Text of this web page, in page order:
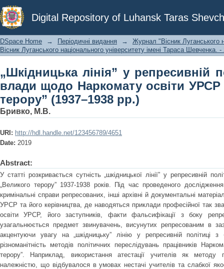
Digital Repository of Luhansk Taras
„Шкідницька лінія” у репресивній
освіти УРСР за доби „Великого
DSpace Home → Періодичні видання →
Журнал "Вісник Луганського
Вісник Луганського національного університету імені Тараса
„Шкідницька лінія” у репресивній
влади щодо Наркомату освіти УРСР
терору” (1937–1938 рр.)
Бривко, М.В.
URI: http://hdl.handle.net/123456789/4651
Date: 2019
Abstract:
У статті розкривається сутність „шкідницької лінії” у репресивній
„Великого терору” 1937-1938 років. Під час проведеного
кримінальні справи репресованих, інші архівні й документальні
УРСР та його керівництва, де наводяться приклади професійної так
освіти УРСР, його заступників, факти фальсифікації з боку
узагальнюється предмет звинувачень, висунутих репресованим в
акцентуючи увагу на „шкідницьку” лінію у репресивній політиці з
різноманітність методів політичних переслідувань працівників
терору”. Наприклад, використання атестації учителів як методу
належністю, що відбувалося в умовах нестачі учителів та слабкої